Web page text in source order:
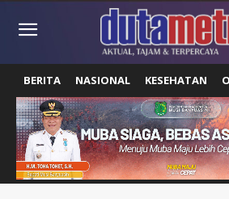
BERITA NASIONAL KESEHATAN